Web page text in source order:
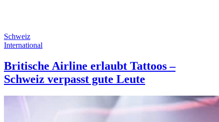
Schweiz
International
Britische Airline erlaubt Tattoos –
Schweiz verpasst gute Leute